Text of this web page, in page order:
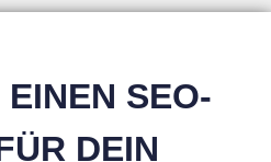
SEO-
DEIN